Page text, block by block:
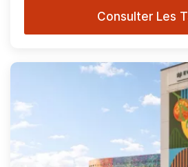
Consulter Les